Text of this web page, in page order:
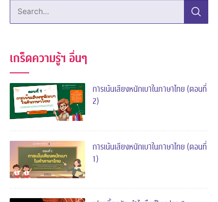
Search…
เกร็ดความรู้ฯ อื่นๆ
การเน้นเสียงหนักเบาในภาษาไทย (ตอนที่
2)
การเน้นเสียงหนักเบาในภาษาไทย (ตอนที่
1)